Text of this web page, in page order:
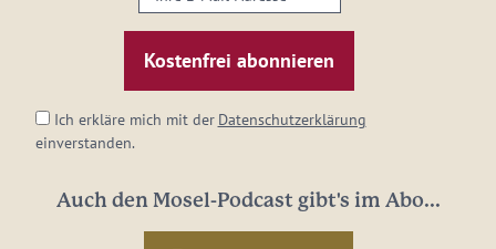
E-
Mail-
Adresse:
Ich erkläre mich mit der Datenschutzerklärung
einverstanden.
Auch den Mosel-Podcast gibt's im Abo...